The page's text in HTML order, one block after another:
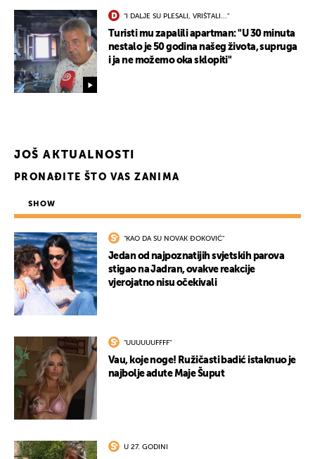
"I DALJE SU PLESALI, VRIŠTALI..."
Turisti mu zapalili apartman: "U 30 minuta
nestalo je 50 godina našeg života, supruga
i ja ne možemo oka sklopiti"
JOŠ AKTUALNOSTI
PRONAĐITE ŠTO VAS ZANIMA
SHOW
"KAO DA SU NOVAK ĐOKOVIĆ"
Jedan od najpoznatijih svjetskih parova
stigao na Jadran, ovakve reakcije
vjerojatno nisu očekivali
"UUUUUUFFFF"
Vau, koje noge! Ružičasti badić istaknuo je
najbolje adute Maje Šuput
U 27. GODINI
UKLJUČITE NOTIFIKACIJE